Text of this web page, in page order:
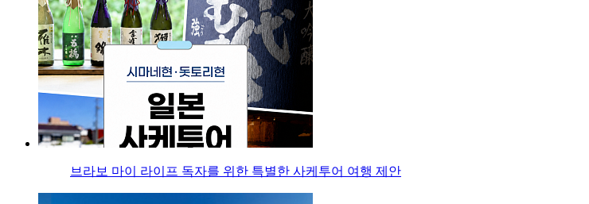
브라보 마이 라이프 독자를 위한 특별한 사케투어 여행 제안